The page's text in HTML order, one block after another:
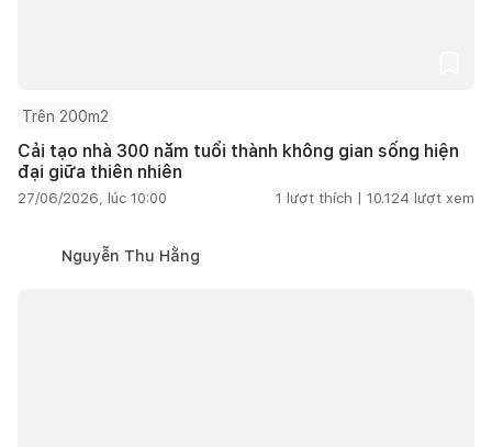
Trên 200m2
Cải tạo nhà 300 năm tuổi thành không gian sống hiện
đại giữa thiên nhiên
27/06/2026, lúc 10:00 1 lượt thích | 10.124 lượt xem
Nguyễn Thu Hằng